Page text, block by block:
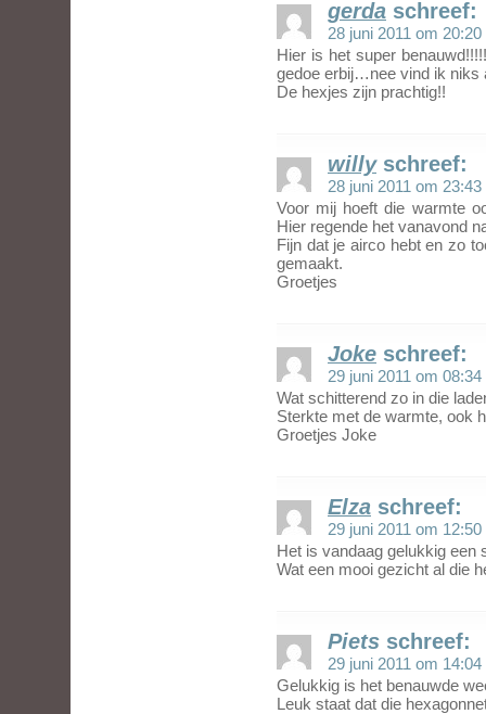
gerda schreef:
28 juni 2011 om 20:20
Hier is het super
gedoe erbij…nee vind ik niks
De hexjes zijn prachtig!!
willy schreef:
28 juni 2011 om 23:43
Voor mij hoeft die warmte
Hier regende het vanavond
Fijn dat je airco hebt en zo
gemaakt.
Groetjes
Joke schreef:
29 juni 2011 om 08:34
Wat schitterend zo in die
Sterkte met de warmte, ook
Groetjes Joke
Elza schreef:
29 juni 2011 om 12:50
Het is vandaag gelukkig een
Wat een mooi gezicht al die
Piets schreef:
29 juni 2011 om 14:04
Gelukkig is het benauwde
Leuk staat dat die